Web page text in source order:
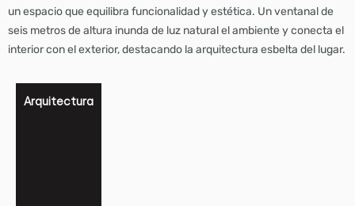
un espacio que equilibra funcionalidad y estética. Un ventanal de
seis metros de altura inunda de luz natural el ambiente y conecta el
interior con el exterior, destacando la arquitectura esbelta del lugar.
Arquitectura